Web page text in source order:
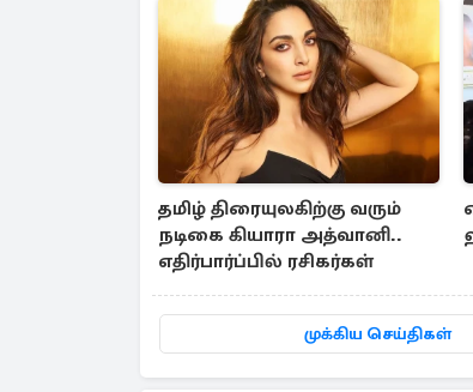
தமிழ் திரையுலகிற்கு வரும்
நடிகை கியாரா அத்வானி..
எதிர்பார்ப்பில் ரசிகர்கள்
முக்கிய செய்திகள்